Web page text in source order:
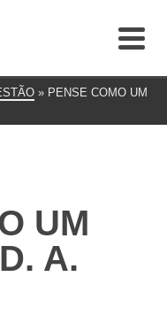
» PENSE COMO UM
UM
A.